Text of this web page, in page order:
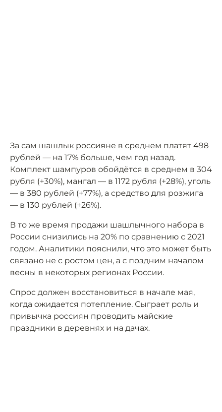
За сам шашлык россияне в среднем платят 498
рублей — на 17% больше, чем год назад.
Комплект шампуров обойдётся в среднем в 304
рубля (+30%), мангал — в 1172 рубля (+28%), уголь
— в 380 рублей (+77%), а средство для розжига
— в 130 рублей (+26%).
В то же время продажи шашлычного набора в
России снизились на 20% по сравнению с 2021
годом. Аналитики пояснили, что это может быть
связано не с ростом цен, а с поздним началом
весны в некоторых регионах России.
Спрос должен восстановиться в начале мая,
когда ожидается потепление. Сыграет роль и
привычка россиян проводить майские
праздники в деревнях и на дачах.